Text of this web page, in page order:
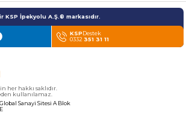
İpekyolu A.Ş.® markasıdır.
KSPDestek
0332 351 31 11
her hakkı saklıdır.
kullanılamaz.
Sanayi Sitesi A Blok